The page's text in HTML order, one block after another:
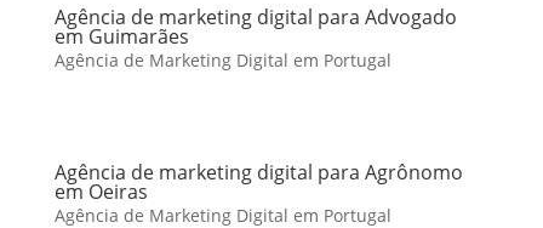
Agência de marketing digital para Advogado
em Guimarães
Agência de Marketing Digital em Portugal
Agência de marketing digital para Agrônomo
em Oeiras
Agência de Marketing Digital em Portugal